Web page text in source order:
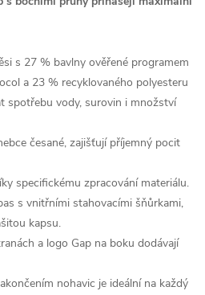
s 27 % bavlny ověřené programem
a 23 % recyklovaného polyesteru
spotřebu vody, surovin i množství
česané, zajišťují příjemný pocit
specifickému zpracování materiálu.
s vnitřními stahovacími šňůrkami,
kapsu.
a logo Gap na boku dodávají
nohavic je ideální na každý